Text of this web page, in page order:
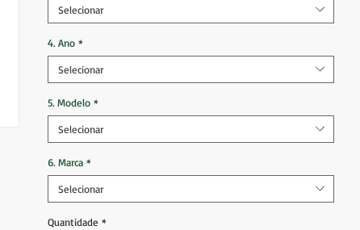
Selecionar
4. Ano *
Selecionar
5. Modelo *
Selecionar
6. Marca *
Selecionar
Quantidade *